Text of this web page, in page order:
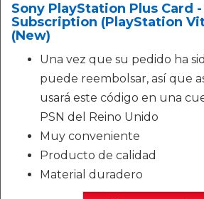
Sony PlayStation Plus Card
Subscription (PlayStation
(New)
Una vez que su pedido ha
puede reembolsar, así que
usará este código en una
PSN del Reino Unido
Muy conveniente
Producto de calidad
Material duradero